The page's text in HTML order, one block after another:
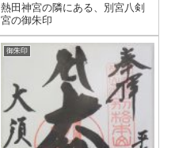
熱田神宮の隣にある、別宮八剣
宮の御朱印
御朱印